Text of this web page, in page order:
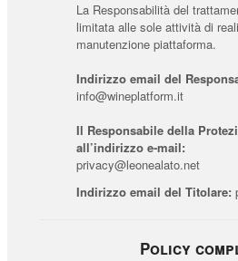
La Responsabilità del
limitata alle sole attività di
manutenzione piattaforma.
Indirizzo email del
info@wineplatform.it
Il Responsabile della
all’indirizzo e-mail:
privacy@leonealato.net
Indirizzo email del Titolare:
Policy